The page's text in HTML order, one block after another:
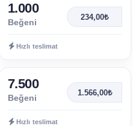
1.000
Beğeni
234,00₺
Hızlı teslimat
7.500
Beğeni
1.566,00₺
Hızlı teslimat